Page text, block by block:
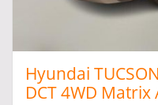
Hyundai
DCT 4WD Matrix